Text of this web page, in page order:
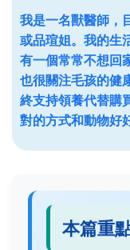
我是一名獸醫師，
或品瑄姐。我的生
有一個常常不想回
也很關注毛孩的健
終支持領養代替購
對的方式和動物好
本篇重